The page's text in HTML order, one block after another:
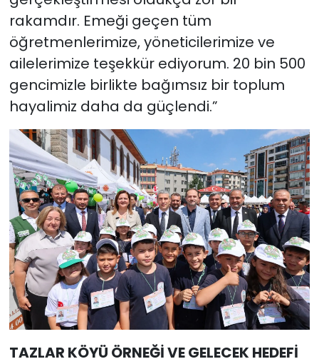
rakamdır. Emeği geçen tüm
öğretmenlerimize, yöneticilerimize ve
ailelerimize teşekkür ediyorum. 20 bin 500
gencimizle birlikte bağımsız bir toplum
hayalimiz daha da güçlendi.”
TAZLAR KÖYÜ ÖRNEĞİ VE GELECEK HEDEFİ